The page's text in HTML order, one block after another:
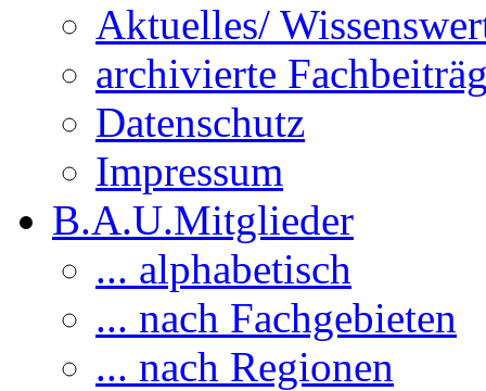
Aktuelles/
archivierte
Datenschutz
Impressum
B.A.U.Mitglieder
... alphabetisch
... nach Fachgebieten
... nach Regionen